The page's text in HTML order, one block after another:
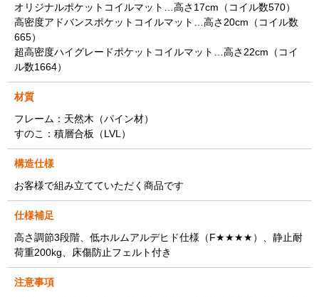
オリジナルポケットコイルマット…高さ17cm（コイル数570）
高密度アドバンスポケットコイルマット…高さ20cm（コイル数
665）
超高密度ハイグレードポケットコイルマット…高さ22cm（コイ
ル数1664）
材質
フレーム：天然木（パイン材）
すのこ：積層合板（LVL）
構造仕様
お客様で組み立てていただく商品です
仕様補足
高さ調節3段階、低ホルムアルデヒド仕様（F★★★★）、静止耐
荷重200kg、床傷防止フェルト付き
注意事項